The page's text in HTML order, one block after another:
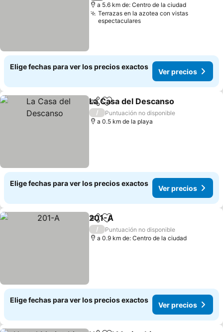
a 5.6 km de: Centro de la ciudad
Terrazas en la azotea con vistas
espectaculares
Elige fechas para ver los precios exactos
Ver precios
CompartirAgregar a favoritos
La Casa del Descanso
/
Puntuación no disponible
a 0.5 km de la playa
Elige fechas para ver los precios exactos
Ver precios
CompartirAgregar a favoritos
201-A
/
Puntuación no disponible
a 0.9 km de: Centro de la ciudad
Elige fechas para ver los precios exactos
Ver precios